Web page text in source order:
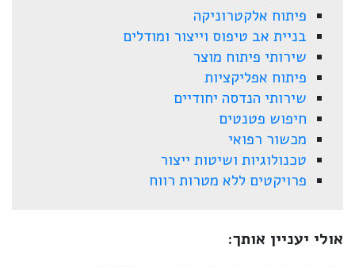
פיתוח אלקטרוניקה
בניית אב טיפוס וייצור ומודלים
שירותי פיתוח מוצר
פיתוח אפליקציות
שירותי הנדסה יחודיים
חיפוש פטנטים
מכשור רפואי
טכנולוגיות ושיטות ייצור
פרויקטים ללא מטרות רווח
אולי יעניין אותך: